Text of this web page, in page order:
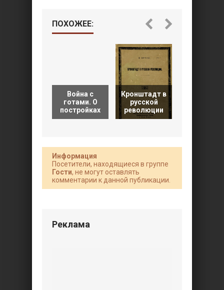
ПОХОЖЕЕ:
Война с
готами. О
постройках
Кронштадт в
русской
революции
Информация
Посетители, находящиеся в группе
Гости, не могут оставлять
комментарии к данной публикации.
Реклама